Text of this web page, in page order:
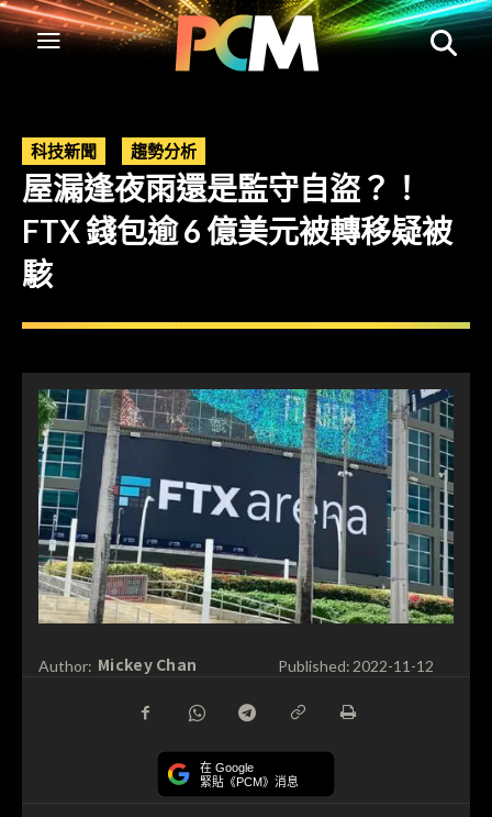
科技新聞 趨勢分析
屋漏逢夜雨還是監守自盜？！
FTX 錢包逾 6 億美元被轉移疑被
駭
Author: Mickey Chan Published: 2022-11-12
在 Google
緊貼《PCM》消息